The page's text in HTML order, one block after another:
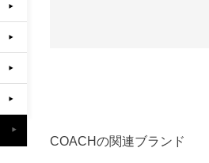
COACHの関連ブランド